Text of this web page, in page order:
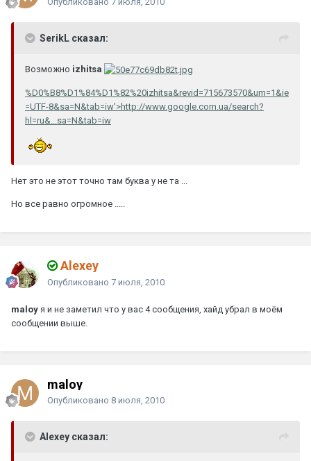
SerikL сказал:
Возможно izhitsa
%D0%B8%D1%84%D1%82%20izhitsa&revid=715673570&um=1&ie
=UTF-8&sa=N&tab=iw'>http://www.google.com.ua/search?
hl=ru&...sa=N&tab=iw
Нет это не этот точно там буква у не та ...
Но все равно огромное .....
Alexey
Опубликовано 7 июля, 2010
maloy я и не заметил что у вас 4 сообщения, хайд убрал в моём
сообщении выше.
maloy
Опубликовано 8 июля, 2010
Alexey сказал: